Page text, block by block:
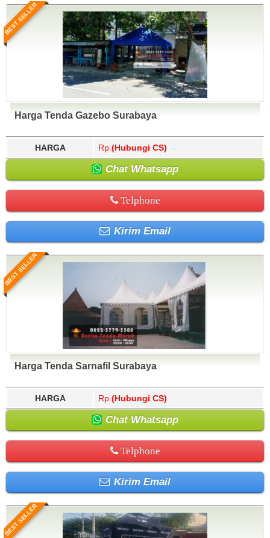
BEST SELLER
Harga Tenda Gazebo Surabaya
HARGA Rp. (Hubungi CS)
Chat Whatsapp
Telphone
Kirim Email
BEST SELLER
Harga Tenda Sarnafil Surabaya
HARGA Rp. (Hubungi CS)
Chat Whatsapp
Telphone
Kirim Email
BEST SELLER